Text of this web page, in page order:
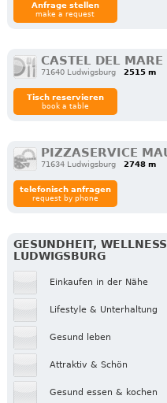
Anfrage stellen
make a request
CASTEL DEL MARE
71640 Ludwigsburg 2515 m
Tisch reservieren
book a table
PIZZASERVICE
71634 Ludwigsburg 2748 m
telefonisch anfragen
request by phone
GESUNDHEIT,
LUDWIGSBURG
Einkaufen in der Nähe
Lifestyle & Unterhaltung
Gesund leben
Attraktiv & Schön
Gesund essen & kochen